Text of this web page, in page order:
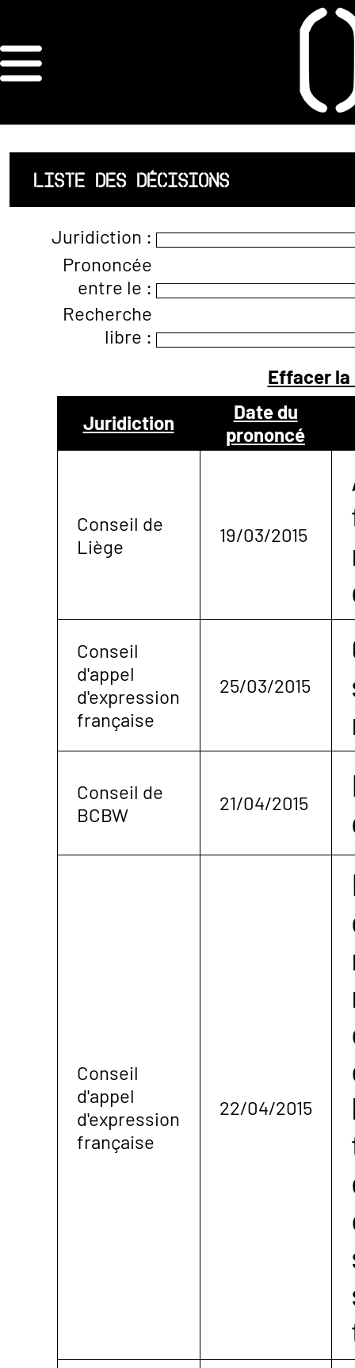
ORDRE DES
ARCHITECTES
ACCUEIL
LISTE DES
ARCHITECTES
JURISPRUDENCE
ANNEXE 4 CODT
CONTACTER
LISTE DES DÉCISIONS
Juridiction :
Prononcée
entre le :
Recherche
libre :
Effacer
Juridiction
Date du
prononcé
Conseil de
Liège
19/03/2015
Conseil
d'appel
d'expression
française
25/03/2015
Conseil de
BCBW
21/04/2015
Conseil
d'appel
d'expression
française
22/04/2015